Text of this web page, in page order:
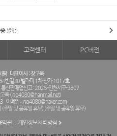
발행
고객센터 PC버전
팜 대표이사 : 장고옥
번길30 벨라미 1차 상가 1017호
통신판매업신고 : 2025-인천서구-3807
옥 (jgo4080@hanmail.net)
이메일 : jgo4080@naver.com
말 및 공휴일 휴무) (주말 및 공휴일 휴무)
약관 개인정보처리방침